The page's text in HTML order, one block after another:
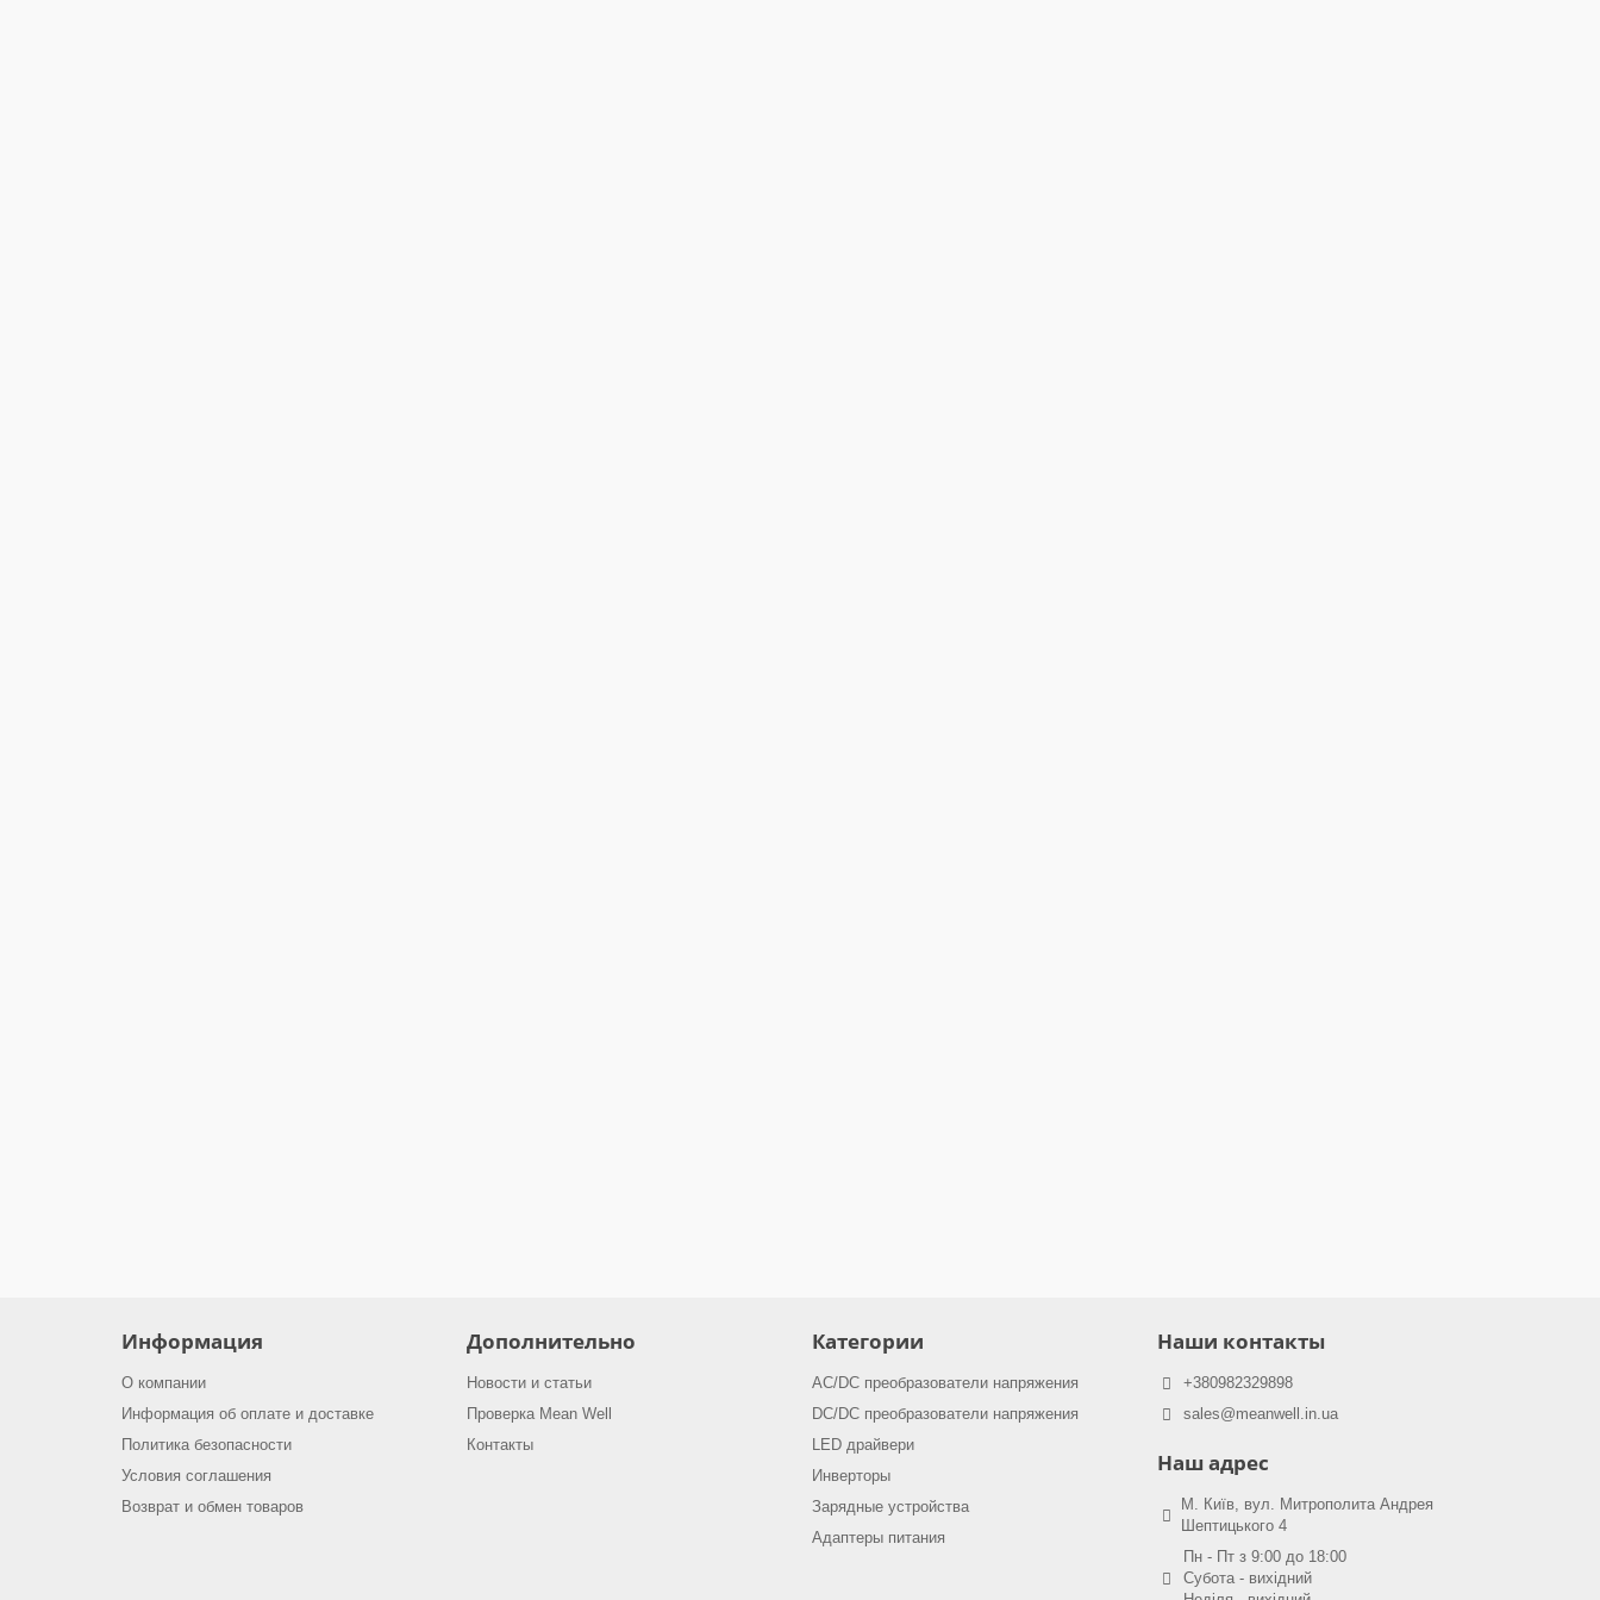
Информация
О компании
Информация об оплате и доставке
Политика безопасности
Условия соглашения
Возврат и обмен товаров
Дополнительно
Новости и статьи
Проверка Mean Well
Контакты
Категории
AC/DC преобразователи напряжения
DC/DC преобразователи напряжения
LED драйвери
Инверторы
Зарядные устройства
Адаптеры питания
Наши контакты
+380982329898
sales@meanwell.in.ua
Наш адрес
М. Київ, вул. Митрополита Андрея
Шептицького 4
Пн - Пт з 9:00 до 18:00
Субота - вихідний